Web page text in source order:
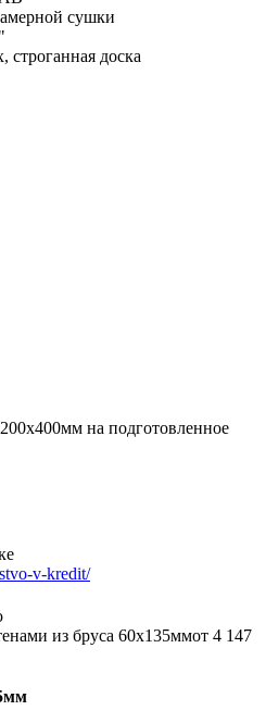
сушки
строганная доска
на подготовленное
v-kredit/
из бруса 60х135ммот 4 147